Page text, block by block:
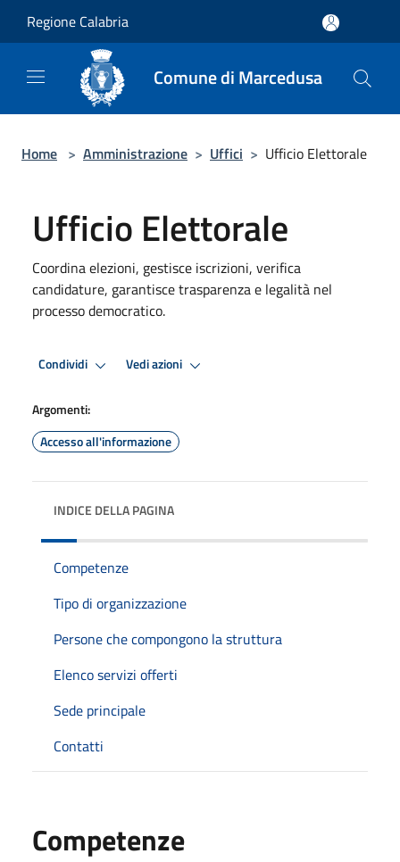
Regione Calabria
Comune di Marcedusa
Home > Amministrazione > Uffici > Ufficio Elettorale
Ufficio Elettorale
Coordina elezioni, gestisce iscrizioni, verifica
candidature, garantisce trasparenza e legalità nel
processo democratico.
Condividi Vedi azioni
Argomenti:
Accesso all'informazione
INDICE DELLA PAGINA
Competenze
Tipo di organizzazione
Persone che compongono la struttura
Elenco servizi offerti
Sede principale
Contatti
Competenze